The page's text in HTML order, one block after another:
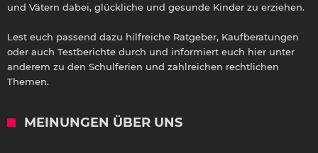
und Vätern dabei, glückliche und gesunde Kinder zu erziehen.
Lest euch passend dazu hilfreiche Ratgeber, Kaufberatungen
oder auch Testberichte durch und informiert euch hier unter
anderem zu den Schulferien und zahlreichen rechtlichen
Themen.
MEINUNGEN ÜBER UNS